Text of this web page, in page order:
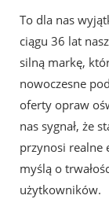
To dla nas
ciągu 36 lat
silną markę,
nowoczesne
oferty opraw
nas sygnał, że
przynosi realne
myślą o
użytkowników.